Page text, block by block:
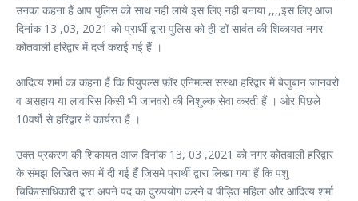
उनका कहना हैं आप पुलिस को साथ नही लाये इस लिए नही बनाया ,,,,इस लिए आज
दिनांक 13 ,03, 2021 को प्रार्थी द्वारा पुलिस को ही डॉ सावंत की शिकायत नगर
कोतवाली हरिद्वार में दर्ज कराई गई हैं ।
आदित्य शर्मा का कहना हैं कि पियुपल्स फ़ॉर एनिमल्स सस्था हरिद्वार में बेजुबान जानवरो
व असहाय या लावारिस किसी भी जानवरो की निशुल्क सेवा करती हैं । ओर पिछले
10वर्षो से हरिद्वार में कार्यरत हैं ।
उक्त प्रकरण की शिकायत आज दिनांक 13, 03 ,2021 को नगर कोतवाली हरिद्वार
के संमझ लिखित रूप में दी गई हैं जिसमे प्रार्थी द्वारा लिखा गया हैं कि पशु
चिकित्साधिकारी द्वारा अपने पद का दुरुपयोग करने व पीड़ित महिला और आदित्य शर्मा